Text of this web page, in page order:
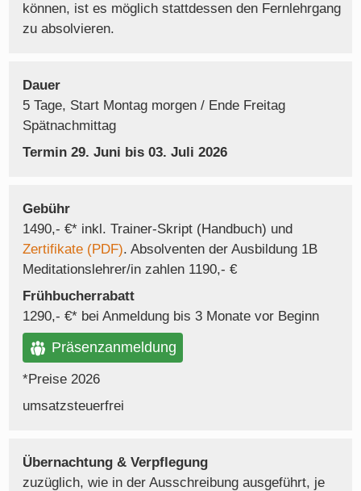
können, ist es möglich stattdessen den Fernlehrgang
zu absolvieren.
Dauer
5 Tage, Start Montag morgen / Ende Freitag
Spätnachmittag
Termin 29. Juni bis 03. Juli 2026
Gebühr
1490,- €* inkl. Trainer-Skript (Handbuch) und
Zertifikate (PDF). Absolventen der Ausbildung 1B
Meditationslehrer/in zahlen 1190,- €
Frühbucherrabatt
1290,- €* bei Anmeldung bis 3 Monate vor Beginn
Präsenzanmeldung
*Preise 2026
umsatzsteuerfrei
Übernachtung & Verpflegung
zuzüglich, wie in der Ausschreibung ausgeführt, je